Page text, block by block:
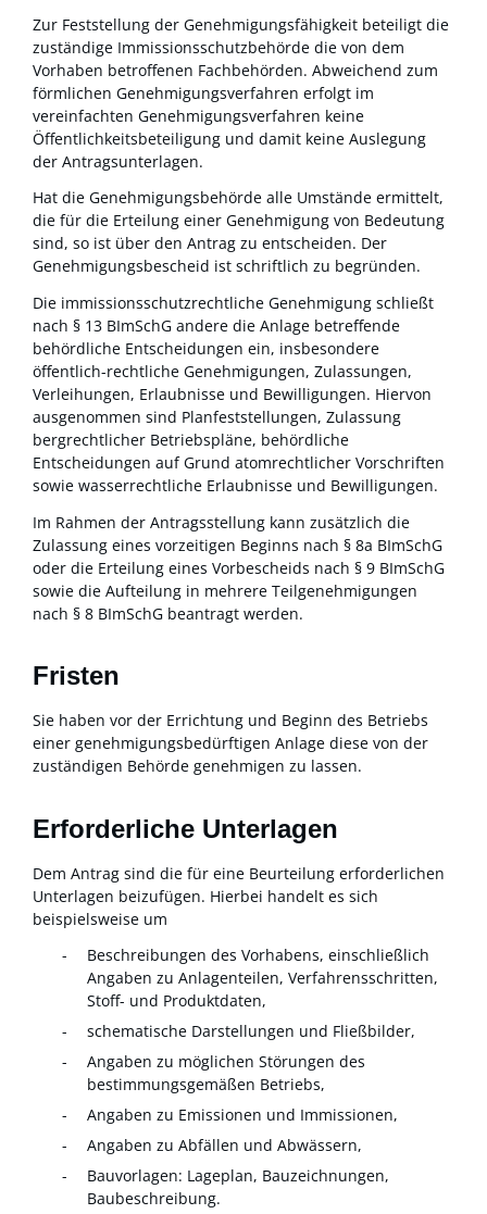
Zur Feststellung der Genehmigungsfähigkeit beteiligt die
zuständige Immissionsschutzbehörde die von dem
Vorhaben betroffenen Fachbehörden. Abweichend zum
förmlichen Genehmigungsverfahren erfolgt im
vereinfachten Genehmigungsverfahren keine
Öffentlichkeitsbeteiligung und damit keine Auslegung
der Antragsunterlagen.
Hat die Genehmigungsbehörde alle Umstände ermittelt,
die für die Erteilung einer Genehmigung von Bedeutung
sind, so ist über den Antrag zu entscheiden. Der
Genehmigungsbescheid ist schriftlich zu begründen.
Die immissionsschutzrechtliche Genehmigung schließt
nach § 13 BImSchG andere die Anlage betreffende
behördliche Entscheidungen ein, insbesondere
öffentlich-rechtliche Genehmigungen, Zulassungen,
Verleihungen, Erlaubnisse und Bewilligungen. Hiervon
ausgenommen sind Planfeststellungen, Zulassung
bergrechtlicher Betriebspläne, behördliche
Entscheidungen auf Grund atomrechtlicher Vorschriften
sowie wasserrechtliche Erlaubnisse und Bewilligungen.
Im Rahmen der Antragsstellung kann zusätzlich die
Zulassung eines vorzeitigen Beginns nach § 8a BImSchG
oder die Erteilung eines Vorbescheids nach § 9 BImSchG
sowie die Aufteilung in mehrere Teilgenehmigungen
nach § 8 BImSchG beantragt werden.
Fristen
Sie haben vor der Errichtung und Beginn des Betriebs
einer genehmigungsbedürftigen Anlage diese von der
zuständigen Behörde genehmigen zu lassen.
Erforderliche Unterlagen
Dem Antrag sind die für eine Beurteilung erforderlichen
Unterlagen beizufügen. Hierbei handelt es sich
beispielsweise um
Beschreibungen des Vorhabens, einschließlich
Angaben zu Anlagenteilen, Verfahrensschritten,
Stoff- und Produktdaten,
schematische Darstellungen und Fließbilder,
Angaben zu möglichen Störungen des
bestimmungsgemäßen Betriebs,
Angaben zu Emissionen und Immissionen,
Angaben zu Abfällen und Abwässern,
Bauvorlagen: Lageplan, Bauzeichnungen,
Baubeschreibung.